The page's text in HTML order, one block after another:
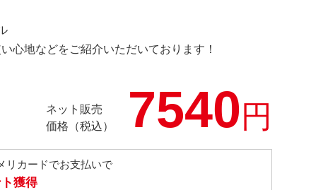
心地などをご紹介いただいております！
ネット販売
価格（税込）
7540円
リカードでお支払いで
獲得